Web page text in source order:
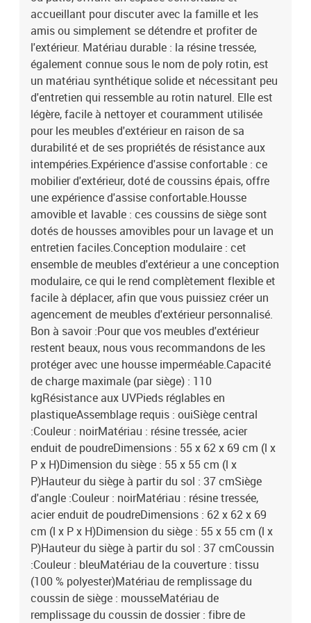
accueillant pour discuter avec la famille et les
amis ou simplement se détendre et profiter de
l'extérieur. Matériau durable : la résine tressée,
également connue sous le nom de poly rotin, est
un matériau synthétique solide et nécessitant peu
d'entretien qui ressemble au rotin naturel. Elle est
légère, facile à nettoyer et couramment utilisée
pour les meubles d'extérieur en raison de sa
durabilité et de ses propriétés de résistance aux
intempéries.Expérience d'assise confortable : ce
mobilier d'extérieur, doté de coussins épais, offre
une expérience d'assise confortable.Housse
amovible et lavable : ces coussins de siège sont
dotés de housses amovibles pour un lavage et un
entretien faciles.Conception modulaire : cet
ensemble de meubles d'extérieur a une conception
modulaire, ce qui le rend complètement flexible et
facile à déplacer, afin que vous puissiez créer un
agencement de meubles d'extérieur personnalisé.
Bon à savoir :Pour que vos meubles d'extérieur
restent beaux, nous vous recommandons de les
protéger avec une housse imperméable.Capacité
de charge maximale (par siège) : 110
kgRésistance aux UVPieds réglables en
plastiqueAssemblage requis : ouiSiège central
:Couleur : noirMatériau : résine tressée, acier
enduit de poudreDimensions : 55 x 62 x 69 cm (l x
P x H)Dimension du siège : 55 x 55 cm (l x
P)Hauteur du siège à partir du sol : 37 cmSiège
d'angle :Couleur : noirMatériau : résine tressée,
acier enduit de poudreDimensions : 62 x 62 x 69
cm (l x P x H)Dimension du siège : 55 x 55 cm (l x
P)Hauteur du siège à partir du sol : 37 cmCoussin
:Couleur : bleuMatériau de la couverture : tissu
(100 % polyester)Matériau de remplissage du
coussin de siège : mousseMatériau de
remplissage du coussin de dossier : fibre de